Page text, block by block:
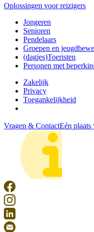
Oplossingen voor reizigers
Jongeren
Senioren
Pendelaars
Groepen en
(dagjes)Toeristen
Personen met
Zakelijk
Privacy
Toegankelijkheid
Vragen & ContactEén plaats